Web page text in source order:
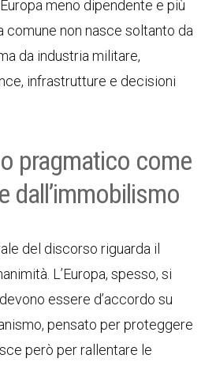
meno dipendente e più
comune non nasce soltanto da
da industria militare,
infrastrutture e decisioni
pragmatico come
dall’immobilismo
del discorso riguarda il
L’Europa, spesso, si
essere d’accordo su
pensato per proteggere
però per rallentare le